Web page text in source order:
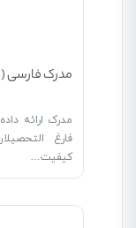
مدرک فارسی
مدرک ارائه
فارغ
کیفیت…